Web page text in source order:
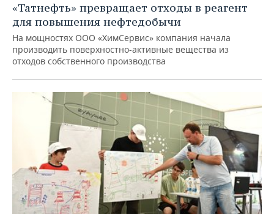
«Татнефть» превращает отходы в реагент
для повышения нефтедобычи
На мощностях ООО «ХимСервис» компания начала
производить поверхностно-активные вещества из
отходов собственного производства